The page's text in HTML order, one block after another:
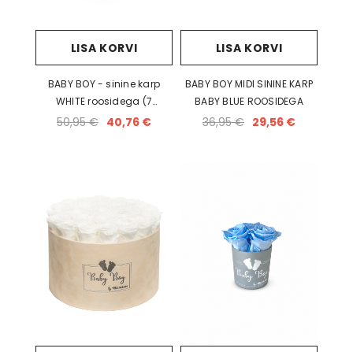
LISA KORVI
BABY BOY - sinine karp
WHITE roosidega (7
roosiga)
50,95 € 40,76 €
LISA KORVI
BABY BOY MIDI SININE KARP
BABY BLUE ROOSIDEGA
36,95 € 29,56 €